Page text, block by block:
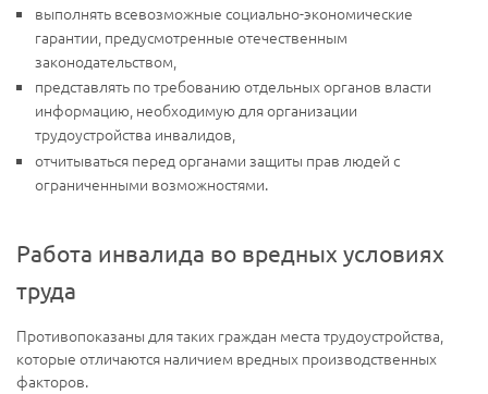
выполнять всевозможные социально-экономические
гарантии, предусмотренные отечественным
законодательством,
представлять по требованию отдельных органов власти
информацию, необходимую для организации
трудоустройства инвалидов,
отчитываться перед органами защиты прав людей с
ограниченными возможностями.
Работа инвалида во вредных условиях
труда
Противопоказаны для таких граждан места трудоустройства,
которые отличаются наличием вредных производственных
факторов.